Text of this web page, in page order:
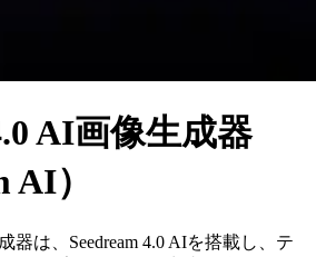
AI画像生成器
AI）
器は、Seedream 4.0 AIを搭載し、テ